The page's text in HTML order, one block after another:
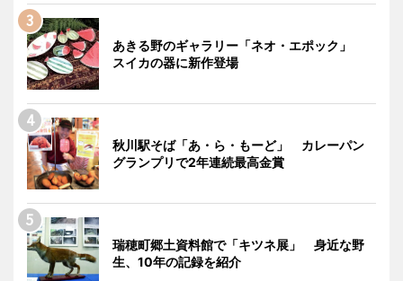
あきる野のギャラリー「ネオ・エポック」
スイカの器に新作登場
秋川駅そば「あ・ら・もーど」 カレーパン
グランプリで2年連続最高金賞
瑞穂町郷土資料館で「キツネ展」 身近な野
生、10年の記録を紹介